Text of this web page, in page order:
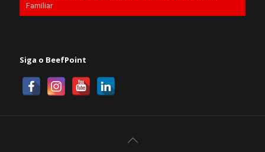
Familiar
Siga o BeefPoint